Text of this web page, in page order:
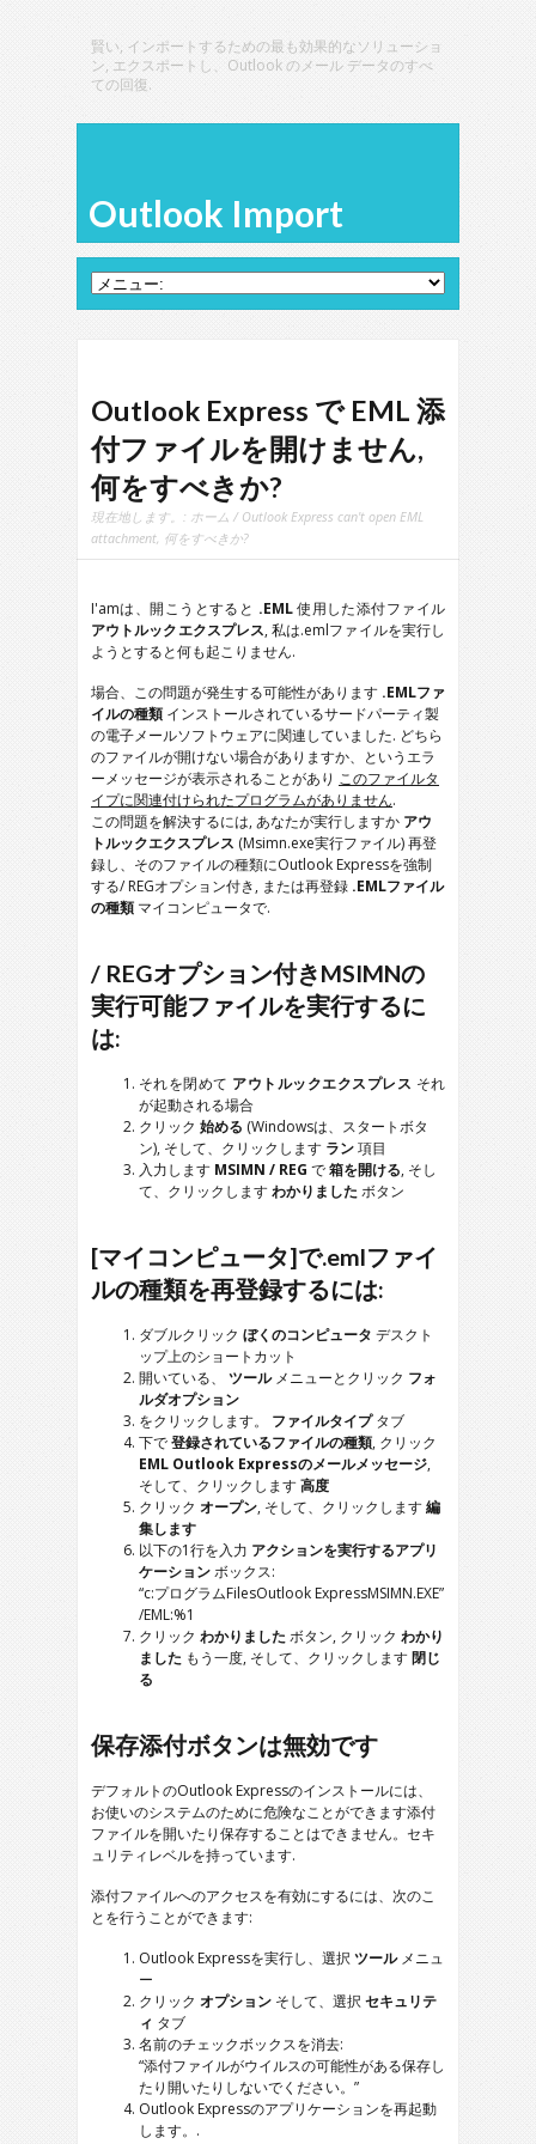
賢い, インポートするための最も効果的なソリューショ
ン, エクスポートし、Outlook のメール データのすべ
ての回復.
Outlook Import
Outlook Express で EML 添
付ファイルを開けません,
何をすべきか?
現在地します。: ホーム / Outlook Express can't open EML
attachment, 何をすべきか?
I'amは、開こうとすると .EML使用した添付ファイル
アウトルックエクスプレス, 私は.emlファイルを実行し
ようとすると何も起こりません.
場合、この問題が発生する可能性があります .EMLファ
イルの種類 インストールされているサードパーティ製
の電子メールソフトウェアに関連していました. どちら
のファイルが開けない場合がありますか、というエラ
ーメッセージが表示されることがあり このファイルタ
イプに関連付けられたプログラムがありません.
この問題を解決するには, あなたが実行しますか アウ
トルックエクスプレス (Msimn.exe実行ファイル) 再登
録し、そのファイルの種類にOutlook Expressを強制
する/ REGオプション付き, または再登録 .EMLファイル
の種類 マイコンピュータで.
/ REGオプション付きMSIMNの
実行可能ファイルを実行するに
は:
それを閉めて アウトルックエクスプレス それ
が起動される場合
クリック 始める (Windowsは、スタートボタ
ン), そして、クリックします ラン項目
入力します MSIMN / REG で箱を開ける, そし
て、クリックしますわかりました ボタン
[マイコンピュータ]で.emlファイ
ルの種類を再登録するには:
ダブルクリック ぼくのコンピュータ デスクト
ップ上のショートカット
開いている、 ツールメニューとクリック フォ
ルダオプション
をクリックします。 ファイルタイプタブ
下で登録されているファイルの種類, クリック
EML Outlook Expressのメールメッセージ,
そして、クリックします高度
クリック オープン, そして、クリックします編
集します
以下の1行を入力 アクションを実行するアプリ
ケーションボックス:
“c:プログラムFilesOutlook ExpressMSIMN.EXE”
/EML:%1
クリック わかりました ボタン, クリック わかり
ました もう一度, そして、クリックします閉じ
る
保存添付ボタンは無効です
デフォルトのOutlook Expressのインストールには、
お使いのシステムのために危険なことができます添付
ファイルを開いたり保存することはできません。セキ
ュリティレベルを持っています.
添付ファイルへのアクセスを有効にするには、次のこ
とを行うことができます:
Outlook Expressを実行し、選択 ツールメニュ
ー
クリック オプション そして、選択 セキュリテ
ィ タブ
名前のチェックボックスを消去:
“添付ファイルがウイルスの可能性がある保存し
たり開いたりしないでください。”
Outlook Expressのアプリケーションを再起動
します。.